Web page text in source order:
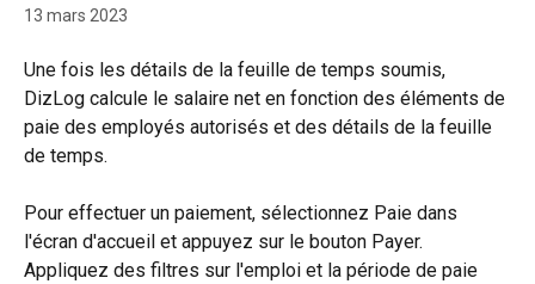
13 mars 2023
Une fois les détails de la feuille de temps soumis,
DizLog calcule le salaire net en fonction des éléments de
paie des employés autorisés et des détails de la feuille
de temps.
Pour effectuer un paiement, sélectionnez Paie dans
l'écran d'accueil et appuyez sur le bouton Payer.
Appliquez des filtres sur l'emploi et la période de paie